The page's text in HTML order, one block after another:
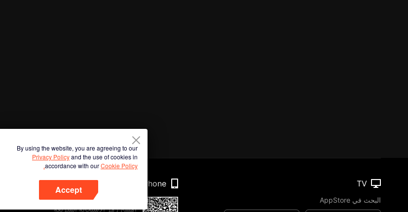
By using the website, you are agreeing to our
Privacy Policyand the use of cookies in
accordance with ourCookie Policy.
Accept
TV
البحث في AppStore
Phone
امسح رمز الاستجابة السريعة